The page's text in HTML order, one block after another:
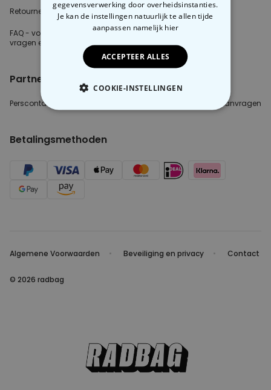
Retourneren?
FAQ - voor de
meest gestelde
vragen en antwoorden
Partnerinfo
Perscontact B2B aanvragen
Betalingsmethoden
Algemene Voorwaarden Beveiliging en privacy Contact
© 2026 radbag
gegevensverwerking door overheidsinstanties.
Je kan de instellingen natuurlijk te allen tijde
aanpassen namelijk hier
ACCEPTEER ALLES
COOKIE-INSTELLINGEN
NOODZAKELIJK
PERFORMANCE
MARKETING OVERIGE